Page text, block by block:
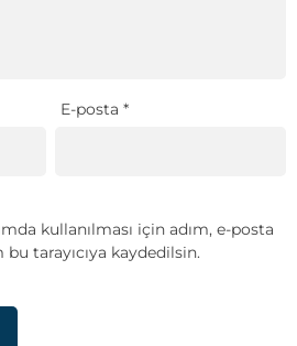
E-posta*
kullanılması için adım, e-posta
tarayıcıya kaydedilsin.